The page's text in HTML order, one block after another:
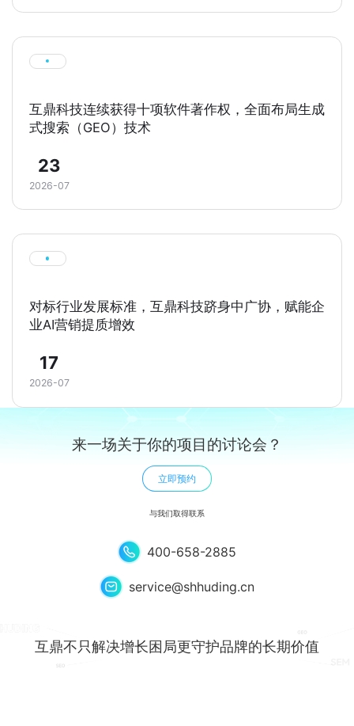
互鼎科技连续获得十项软件著作权，全面布局生成
式搜索（GEO）技术
23
2026-07
对标行业发展标准，互鼎科技跻身中广协，赋能企
业AI营销提质增效
17
2026-07
来一场关于你的项目的讨论会？
立即预约
与我们取得联系
400-658-2885
service@shhuding.cn
互鼎不只解决增长困局更守护品牌的长期价值